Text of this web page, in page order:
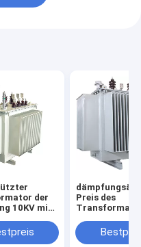
der
10KV mit
struktur
Preis des
bester